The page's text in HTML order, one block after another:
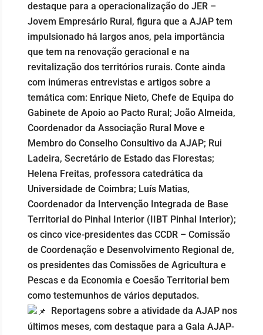
destaque para a operacionalização do JER –
Jovem Empresário Rural, figura que a AJAP tem
impulsionado há largos anos, pela importância
que tem na renovação geracional e na
revitalização dos territórios rurais. Conte ainda
com inúmeras entrevistas e artigos sobre a
temática com: Enrique Nieto, Chefe de Equipa do
Gabinete de Apoio ao Pacto Rural; João Almeida,
Coordenador da Associação Rural Move e
Membro do Conselho Consultivo da AJAP; Rui
Ladeira, Secretário de Estado das Florestas;
Helena Freitas, professora catedrática da
Universidade de Coimbra; Luís Matias,
Coordenador da Intervenção Integrada de Base
Territorial do Pinhal Interior (IIBT Pinhal Interior);
os cinco vice-presidentes das CCDR – Comissão
de Coordenação e Desenvolvimento Regional de,
os presidentes das Comissões de Agricultura e
Pescas e da Economia e Coesão Territorial bem
como testemunhos de vários deputados.
Reportagens sobre a atividade da AJAP nos
últimos meses, com destaque para a Gala AJAP-